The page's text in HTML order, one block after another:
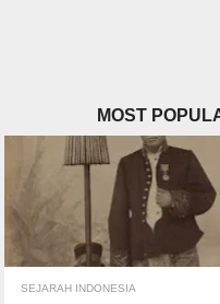
MOST
SEJARAH INDONESIA